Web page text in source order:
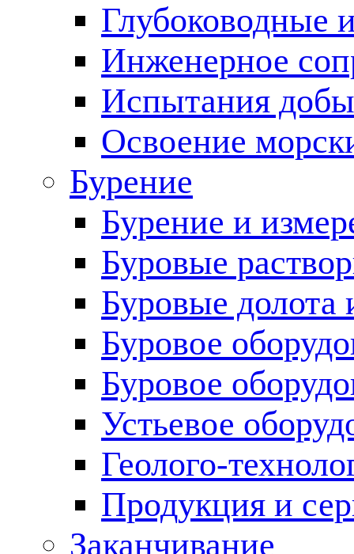
Глубоководные
Инженерное
Испытания
Освоение
Бурение
Бурение и
Буровые
Буровые долота
Буровое
Буровое
Устьевое
Геолого-
Продукция и
Заканчивание